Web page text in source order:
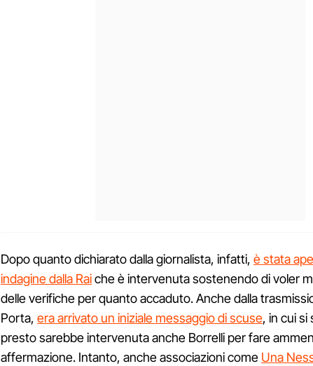
Dopo quanto dichiarato dalla giornalista, infatti, è stata
indagine dalla Raiche è intervenuta sostenendo di voler
delle verifiche per quanto accaduto. Anche dalla
Porta, era arrivato un iniziale messaggio di scuse, in cui
presto sarebbe intervenuta anche Borrelli per fare
affermazione. Intanto, anche associazioni come Una